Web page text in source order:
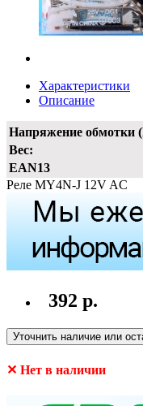
Характеристики
Описание
Напряжение обмотки
Вес:
EAN13
Реле MY4N-J 12V AC
392 р.
Уточнить наличие или
✕ Нет в наличии